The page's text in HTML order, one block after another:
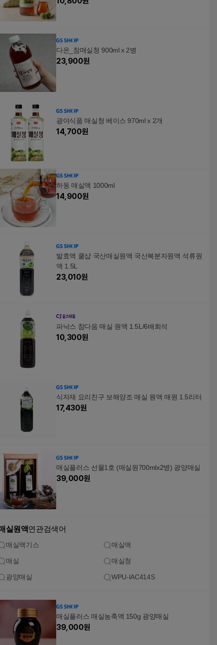
다온_참매실청 900ml x 2병
23,900원
광야식품 매실청 베이스 970ml x 2개
14,700원
하동 매실액 1000ml
14,900원
발효액 쿨샵 국산매실원액 국산복분자원액 석류원
액 1.5L
23,010원
파낙스 참다음 매실 원액 1.5L/6배희석
10,300원
식자재 요리친구 보해양조 매실 원액 매원 1.5리터
17,430원
매실플러스 선물1호 (매실원700mlx2병) 광양매실
39,000원
실원액연관검색어
매실액기스 매실액
매실 매실청
광양매실 WPU-IAC414S
매실플러스 매실농축액 150g 광양매실
39,000원